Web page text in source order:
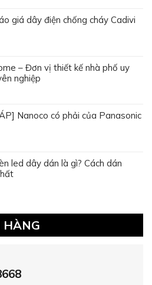
giá dây điện chống cháy Cadivi
– Đơn vị thiết kế nhà phố uy
nghiệp
Nanoco có phải của Panasonic
led dây dán là gì? Cách dán
HÀNG